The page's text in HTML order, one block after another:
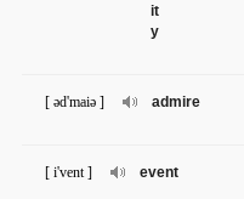
it
y
admire
[ əd'maiə ]
event
[ i'vent ]